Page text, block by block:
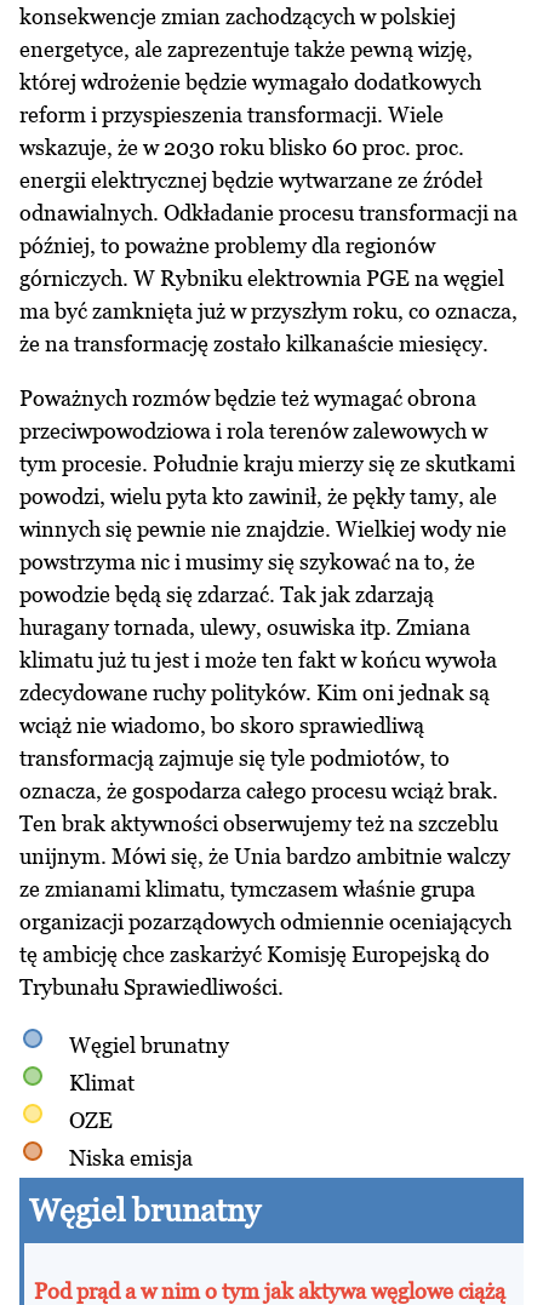
konsekwencje zmian zachodzących w polskiej
energetyce, ale zaprezentuje także pewną wizję,
której wdrożenie będzie wymagało dodatkowych
reform i przyspieszenia transformacji. Wiele
wskazuje, że w 2030 roku blisko 60 proc. proc.
energii elektrycznej będzie wytwarzane ze źródeł
odnawialnych. Odkładanie procesu transformacji na
później, to poważne problemy dla regionów
górniczych. W Rybniku elektrownia PGE na węgiel
ma być zamknięta już w przyszłym roku, co oznacza,
że na transformację zostało kilkanaście miesięcy.
Poważnych rozmów będzie też wymagać obrona
przeciwpowodziowa i rola terenów zalewowych w
tym procesie. Południe kraju mierzy się ze skutkami
powodzi, wielu pyta kto zawinił, że pękły tamy, ale
winnych się pewnie nie znajdzie. Wielkiej wody nie
powstrzyma nic i musimy się szykować na to, że
powodzie będą się zdarzać. Tak jak zdarzają
huragany tornada, ulewy, osuwiska itp. Zmiana
klimatu już tu jest i może ten fakt w końcu wywoła
zdecydowane ruchy polityków. Kim oni jednak są
wciąż nie wiadomo, bo skoro sprawiedliwą
transformacją zajmuje się tyle podmiotów, to
oznacza, że gospodarza całego procesu wciąż brak.
Ten brak aktywności obserwujemy też na szczeblu
unijnym. Mówi się, że Unia bardzo ambitnie walczy
ze zmianami klimatu, tymczasem właśnie grupa
organizacji pozarządowych odmiennie oceniających
tę ambicję chce zaskarżyć Komisję Europejską do
Trybunału Sprawiedliwości.
Węgiel brunatny
Klimat
OZE
Niska emisja
Węgiel brunatny
Pod prąd a w nim o tym jak aktywa węglowe ciążą